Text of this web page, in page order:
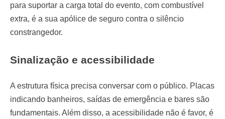
para suportar a carga total do evento, com combustível
extra, é a sua apólice de seguro contra o silêncio
constrangedor.
Sinalização e acessibilidade
A estrutura física precisa conversar com o público. Placas
indicando banheiros, saídas de emergência e bares são
fundamentais. Além disso, a acessibilidade não é favor, é